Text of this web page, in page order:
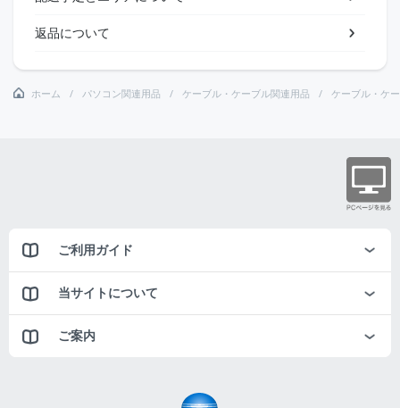
返品について
ホーム パソコン関連用品 ケーブル・ケーブル関連用品 ケーブル・ケ
ご利用ガイド
当サイトについて
ご案内